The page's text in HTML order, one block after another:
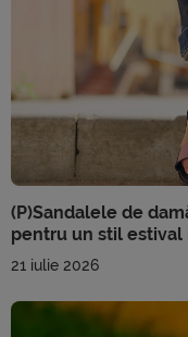
(P)Sandalele de
pentru un stil estival
21 iulie 2026